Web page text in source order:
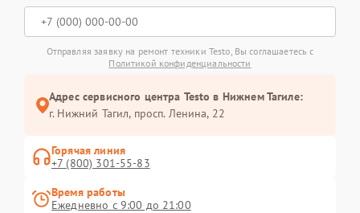
Отправляя заявку на ремонт техники Testo, Вы соглашаетесь с
Политикой конфиденциальности
Адрес сервисного центра Testo в Нижнем Тагиле:
г. Нижний Тагил, просп. Ленина, 22
Горячая линия
+7 (800) 301-55-83
Время работы
Ежедневно с 9:00 до 21:00